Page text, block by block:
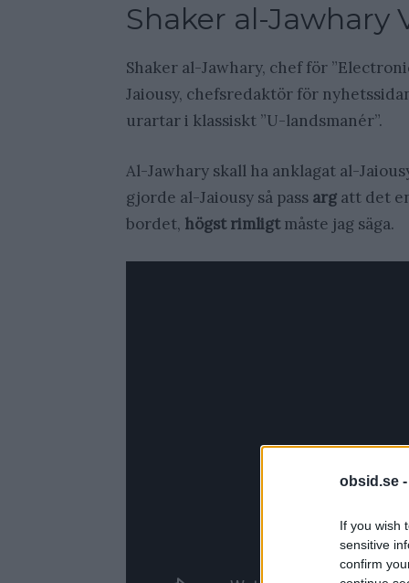
obsid.se -
If you wish
sensitive
confirm
Shaker al-Jawhary
Shaker al-Jawhary, chef för
Jaiousy, chefsredaktör för
urartar i klassiskt ”U-landsmanér”.
Al-Jawhary skall ha anklagat al-
gjorde al-Jaiousy så pass arg att det
bordet, högst rimligtmåste jag säga.